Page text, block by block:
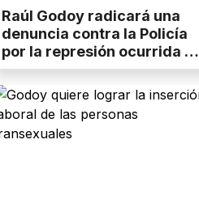
Raúl Godoy radicará una
denuncia contra la Policía
por la represión ocurrida en
MAM